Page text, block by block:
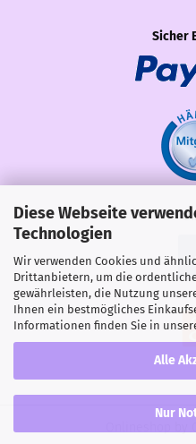
Diese Webseite
Technologien
Wir verwenden Cookies und
Drittanbietern, um die
gewährleisten, die Nutzung
Ihnen ein bestmögliches
Informationen finden Sie in
Alle
Nur
Sicher